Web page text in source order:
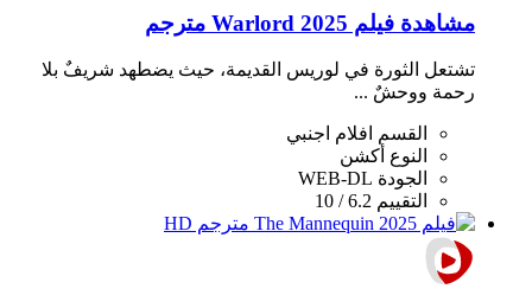
مشاهدة فيلم Warlord 2025 مترجم
تشتعل الثورة في لوريس القديمة، حيث يضطهد شريفٌ بلا
رحمة ووحشٌ ...
القسم افلام اجنبي
النوع أكشن
الجودة WEB-DL
التقييم 6.2 / 10